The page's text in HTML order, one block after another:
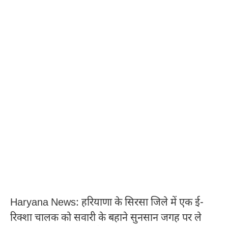
Haryana News: हरियाणा के सिरसा जिले में एक ई-
रिक्शा चालक को सवारी के बहाने सुनसान जगह पर ले